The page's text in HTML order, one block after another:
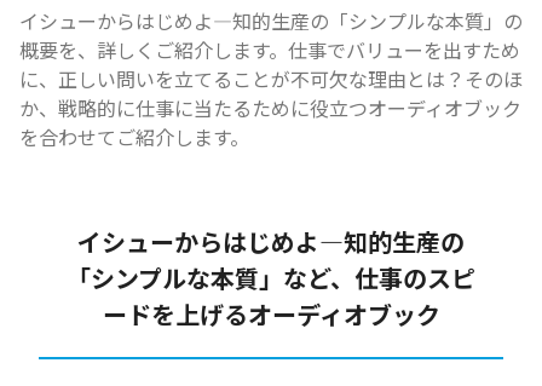
イシューからはじめよ―知的生産の「シンプルな本質」の
概要を、詳しくご紹介します。仕事でバリューを出すため
に、正しい問いを立てることが不可欠な理由とは？そのほ
か、戦略的に仕事に当たるために役立つオーディオブック
を合わせてご紹介します。
イシューからはじめよ―知的生産の
「シンプルな本質」など、仕事のスピ
ードを上げるオーディオブック